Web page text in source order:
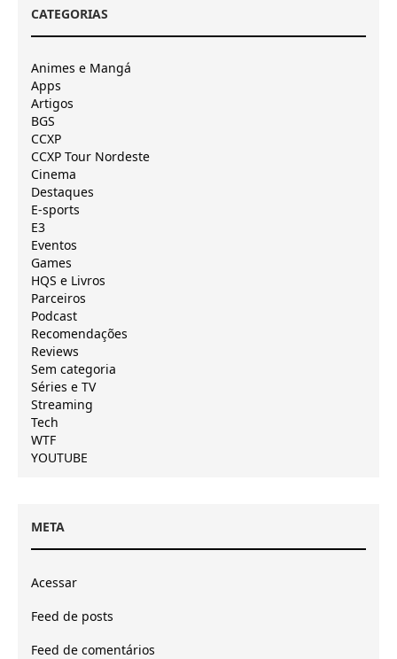
CATEGORIAS
Animes e Mangá
Apps
Artigos
BGS
CCXP
CCXP Tour Nordeste
Cinema
Destaques
E-sports
E3
Eventos
Games
HQS e Livros
Parceiros
Podcast
Recomendações
Reviews
Sem categoria
Séries e TV
Streaming
Tech
WTF
YOUTUBE
META
Acessar
Feed de posts
Feed de comentários